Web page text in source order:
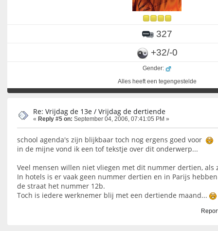
327
+32/-0
Gender:
Alles heeft een tegengestelde
Re: Vrijdag de 13e / Vrijdag de dertiende
« Reply #5 on: September 04, 2006, 07:41:05 PM »
school agenda's zijn blijkbaar toch nog ergens goed voor
in de mijne vond ik een tof tekstje over dit onderwerp...
Veel mensen willen niet vliegen met dit nummer dertien, als
In hotels is er vaak geen nummer dertien en in Parijs
de straat het nummer 12b.
Toch is iedere werknemer blij met een dertiende maand...